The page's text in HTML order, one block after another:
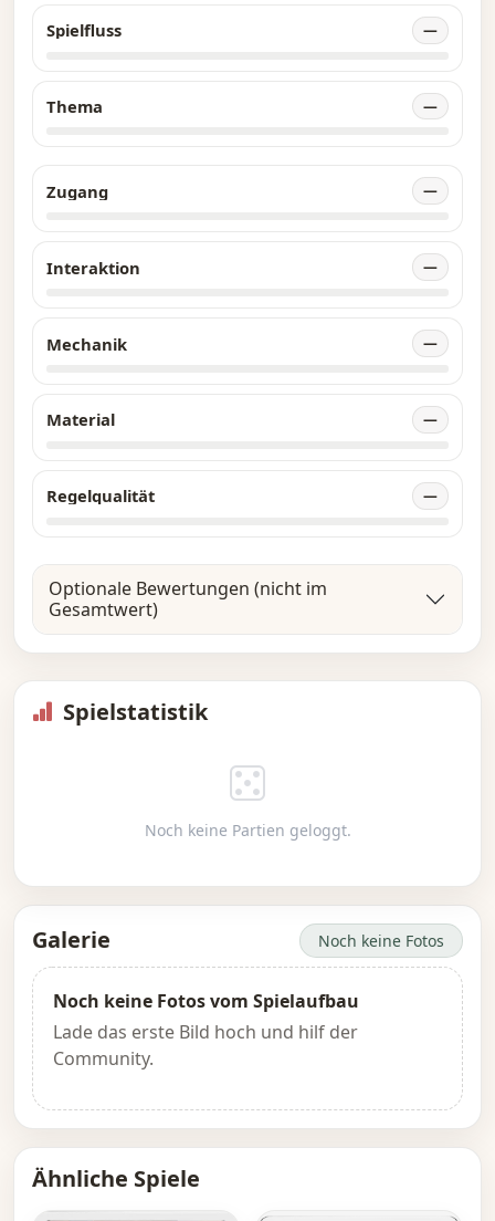
Spielfluss —
Thema —
Zugang —
Interaktion —
Mechanik —
Material —
Regelqualität —
Optionale Bewertungen (nicht im
Gesamtwert)
Spielstatistik
Noch keine Partien geloggt.
Galerie Noch keine Fotos
Noch keine Fotos vom Spielaufbau
Lade das erste Bild hoch und hilf der
Community.
Ähnliche Spiele